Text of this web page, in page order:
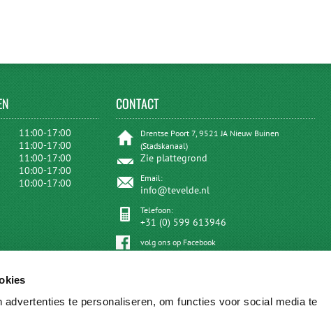
te personaliseren, om functies voor social media te
11:00-17:00
11:00-17:00
11:00-17:00
10:00-17:00
10:00-17:00
CONTACT
Drentse Poort 7, 9521 JA Nieuw Buinen
(Stadskanaal)
Zie plattegrond
Email:
info@tevelde.nl
Telefoon:
+31 (0) 599 613946
volg ons op Facebook